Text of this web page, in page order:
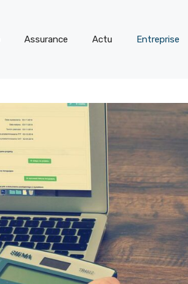
Assurance Actu Entreprise